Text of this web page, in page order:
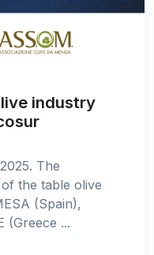
industry
The
the table olive
(Spain),
(Greece ...